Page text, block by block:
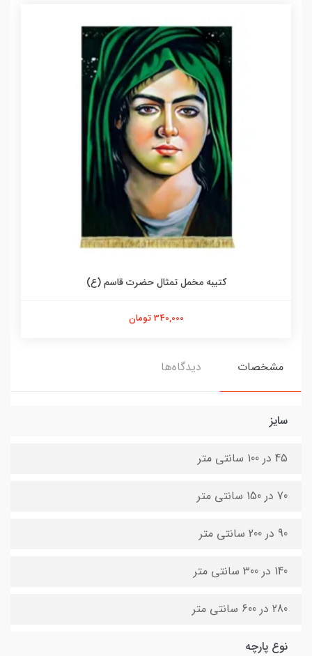
کتیبه مخمل تمثال حضرت قاسم (ع)
340,000 تومان
مشخصات دیدگاه‌ها
سایز
45 در 100 سانتی متر
70 در 150 سانتی متر
90 در 200 سانتی متر
140 در 300 سانتی متر
280 در 600 سانتی متر
نوع پارچه